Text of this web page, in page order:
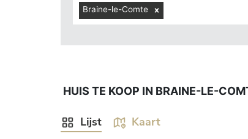
Braine-le-Comte
HUIS TE KOOP IN BRAINE-LE-
Lijst Kaart